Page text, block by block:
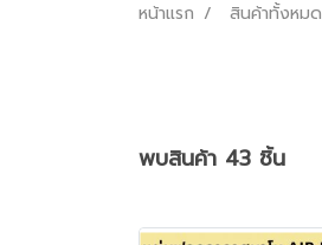
หน้าแรก สินค้าทั้งหมด
พบสินค้า 43 ชิ้น